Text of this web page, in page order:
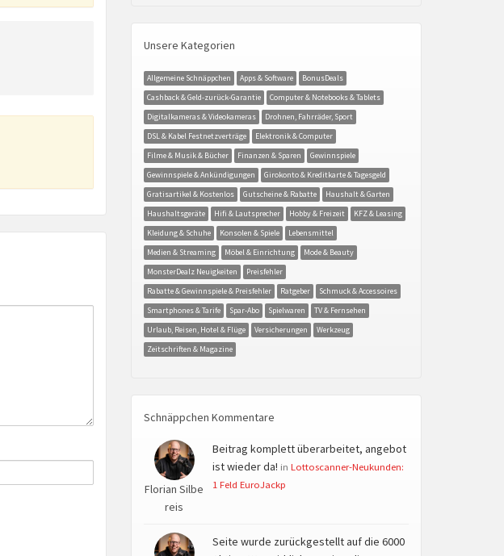
Unsere Kategorien
Allgemeine Schnäppchen Apps & Software
BonusDeals
Cashback & Geld-zurück-Garantie
Computer & Notebooks & Tablets
Digitalkameras & Videokameras
Drohnen, Fahrräder, Sport
DSL & Kabel Festnetzverträge
Elektronik & Computer
Filme & Musik & Bücher
Finanzen & Sparen
Gewinnspiele
Gewinnspiele & Ankündigungen
Girokonto & Kreditkarte & Tagesgeld
Gratisartikel & Kostenlos
Gutscheine & Rabatte
Haushalt & Garten
Haushaltsgeräte
Hifi & Lautsprecher Hobby & Freizeit
KFZ & Leasing
Kleidung & Schuhe
Konsolen & Spiele
Lebensmittel
Medien & Streaming
Möbel & Einrichtung
Mode & Beauty
MonsterDealz Neuigkeiten
Preisfehler
Rabatte & Gewinnspiele & Preisfehler
Ratgeber
Schmuck & Accessoires
Smartphones & Tarife
Spar-Abo Spielwaren
TV & Fernsehen
Urlaub, Reisen, Hotel & Flüge
Versicherungen
Werkzeug
Zeitschriften & Magazine
Schnäppchen Kommentare
Florian Silbe
reis
Beitrag komplett überarbeitet, angebot
ist wieder da! in Lottoscanner-Neukunden:
1 Feld EuroJackp
Seite wurde zurückgestellt auf die 6000